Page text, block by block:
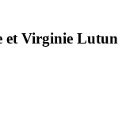
et Virginie Lutun